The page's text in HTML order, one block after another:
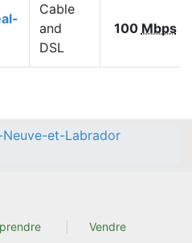
Cable
and
DSL
100 Mbps
Neuve-et-Labrador
Vendre